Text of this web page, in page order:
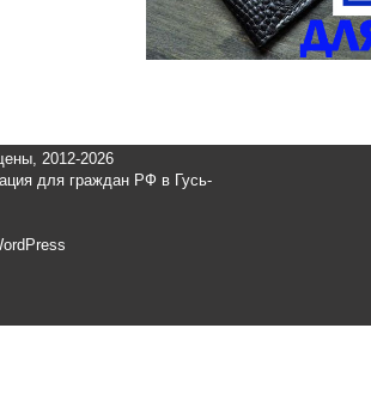
2012-2026
для граждан РФ в Гусь-